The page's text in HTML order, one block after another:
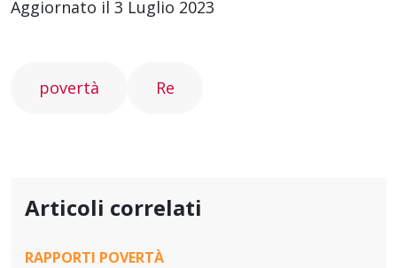
Aggiornato il 3 Luglio 2023
povertà Re
Articoli correlati
RAPPORTI POVERTÀ